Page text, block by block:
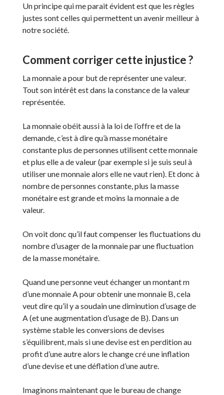
Un principe qui me parait évident est que les règles
justes sont celles qui permettent un avenir meilleur à
notre société.
Comment corriger cette injustice ?
La monnaie a pour but de représenter une valeur.
Tout son intérêt est dans la constance de la valeur
représentée.
La monnaie obéit aussi à la loi de l’offre et de la
demande, c’est à dire qu’à masse monétaire
constante plus de personnes utilisent cette monnaie
et plus elle a de valeur (par exemple si je suis seul à
utiliser une monnaie alors elle ne vaut rien). Et donc à
nombre de personnes constante, plus la masse
monétaire est grande et moins la monnaie a de
valeur.
On voit donc qu’il faut compenser les fluctuations du
nombre d’usager de la monnaie par une fluctuation
de la masse monétaire.
Quand une personne veut échanger un montant m
d’une monnaie A pour obtenir une monnaie B, cela
veut dire qu’il y a soudain une diminution d’usage de
A (et une augmentation d’usage de B). Dans un
système stable les conversions de devises
s’équilibrent, mais si une devise est en perdition au
profit d’une autre alors le change cré une inflation
d’une devise et une déflation d’une autre.
Imaginons maintenant que le bureau de change